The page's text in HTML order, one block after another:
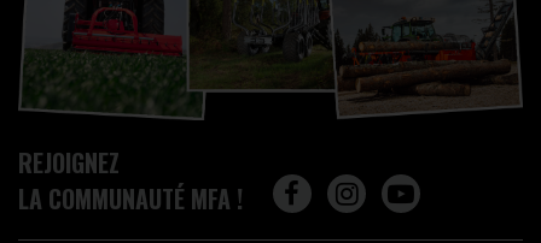
REJOIGNEZ
LA COMMUNAUTÉ MFA !